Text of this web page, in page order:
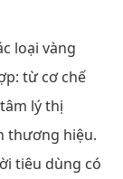
loại vàng
từ cơ chế
lý thị
thương hiệu.
tiêu dùng có